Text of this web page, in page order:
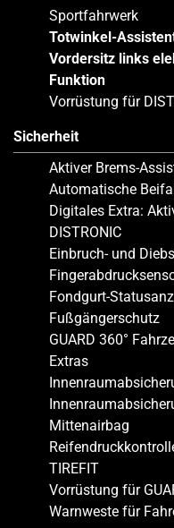
Sportfahrwerk
Totwinkel-
Vordersitz links
Funktion
Vorrüstung für
Sicherheit
Aktiver Brems-
Automatische
Digitales Extra:
DISTRONIC
Einbruch- und
Fondgurt-
Fußgängerschutz
GUARD 360°
Extras
Mittenairbag
TIREFIT
Vorrüstung für
Warnweste für